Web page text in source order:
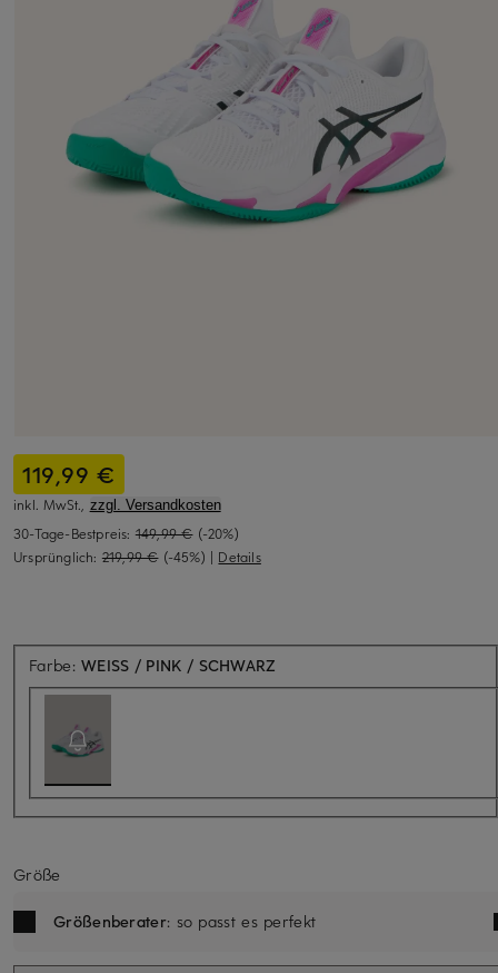
119,99 €
inkl. MwSt., zzgl. Versandkosten
30-Tage-Bestpreis: 149,99 € (-20%)
Ursprünglich: 219,99 € (-45%) | Details
Farbe:WEISS / PINK / SCHWARZ
Größe
Größenberater: so passt es perfekt